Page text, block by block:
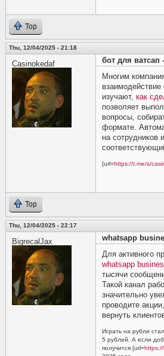
Top
Thu, 12/04/2025 - 21:18
Casinokedaf
бот для
Многим
изучают, как
позволяет
вопросы,
формате.
на сотрудников
[url=https://t.me/s/
Top
Thu, 12/04/2025 - 22:17
BigrecalJax
whatsapp
Для активного
whatsapp
тысячи
Такой канал
значительно
проводите
вернуть
Играть на рубли
5 рублей. А если
получится [url=https://